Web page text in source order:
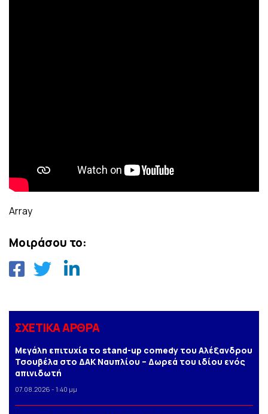
Array
Μοιράσου το:
ΣΧΕΤΙΚΑ ΑΡΘΡΑ
Μεγάλη επιτυχία το stand-up comedy του Αλέξανδρου
Τσουβέλα στο ΔΑΚ Ναυπλίου – Δωρεά του ιδίου ενός
απινιδωτή
07.08.2026 - 1:40 μμ